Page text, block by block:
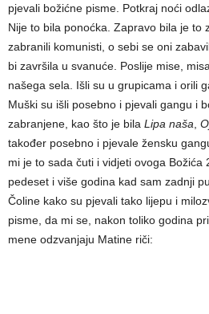
pjevali božićne pisme. Potkraj noći
Nije to bila ponoćka. Zapravo bila je to
zabranili komunisti, o sebi se oni
bi završila u svanuće. Poslije mise,
našega sela. Išli su u grupicama i orili
Muški su išli posebno i pjevali gangu i
zabranjene, kao što je bila Lipa naša,
također posebno i pjevale žensku
mi je to sada čuti i vidjeti ovoga Božića
pedeset i više godina kad sam zadnji
Čoline kako su pjevali tako lijepu i
pisme, da mi se, nakon toliko godina
mene odzvanjaju Matine riči: